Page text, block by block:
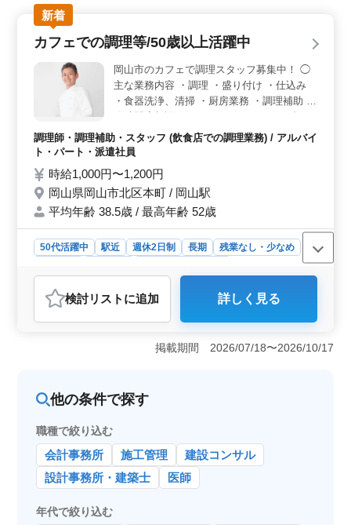
ー通勤もOK。長期的に安定した働き方を求める方に最適
です。 ＜幅広い年齢層が活躍中＞ 50代、60代の方
も活躍しており、経験を活かして働ける職場です。年齢
を問わず、調理経験が1年以上あれば応募可能です。経験
豊富なスタッフとの協力で成長できる環境が整っていま
す。 ＜充実した福利厚生＞ 雇用・労災・健康・厚
生の各保険が完備され、賞与も支給されます。通勤手当
の実費支給も嬉しいポイントです。福利厚生が充実して
いるため、安心して長期的に働ける環境が整っていま
す。
新着
カフェでの調理等/50歳以上活躍中
岡山市のカフェで調理スタッフ募集中！ ◯
主な業務内容 ・調理 ・盛り付け ・仕込み
・食器洗浄、清掃 ・厨房業務 ・調理補助 勤
た働き方も可能です！ ＊ブランクOK ＊駅
チカ ＊50歳以上活躍中
調理師・調理補助・スタッフ (飲食店での調理業務) / アルバイ
ト・パート・派遣社員
時給1,000円〜1,200円
岡山県岡山市北区本町 / 岡山駅
平均年齢 38.5歳 / 最高年齢 52歳
50代活躍中 駅近 週休2日制 長期
残業なし・少なめ
おすすめポイント
＜柔軟な働き方が可能＞ 勤務時間の相談ができ、ライフ
スタイルに合わせて働ける点が魅力です。週3〜5日の勤
務が可能で、残業がなく、プライベートと仕事のバラン
を短縮し、より効率的に働くことができます。車での通
す。 ＜幅広い年齢層が活躍＞ 中高年の方も活躍して
おり、ブランクがあっても安心して働ける環境です。特
に女性歓迎で、性別や年齢に関係なく、多様な働き手が
求められています。
検討リスト に追加 詳しく見る
掲載期間 2026/07/18〜2026/10/17
他の条件で探す
職種で絞り込む
会計事務所 施工管理
建設コンサル
設計事務所・建築士
医師
年代で絞り込む